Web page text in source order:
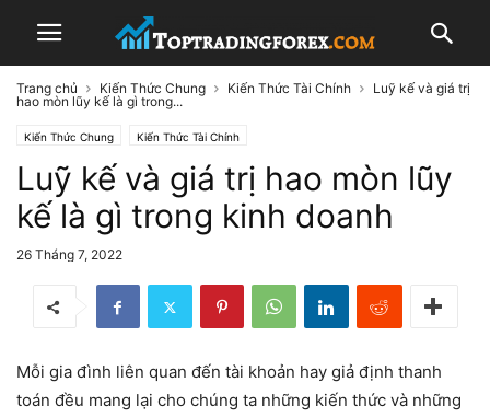
Trang chủ Kiến Thức Chung Kiến Thức Tài Chính
Luỹ kế và giá trị
hao mòn lũy kế là gì trong...
Kiến Thức Chung Kiến Thức Tài Chính
Luỹ kế và giá trị hao mòn lũy
kế là gì trong kinh doanh
26 Tháng 7, 2022
Mỗi gia đình liên quan đến tài khoản hay giả định thanh
toán đều mang lại cho chúng ta những kiến thức và những